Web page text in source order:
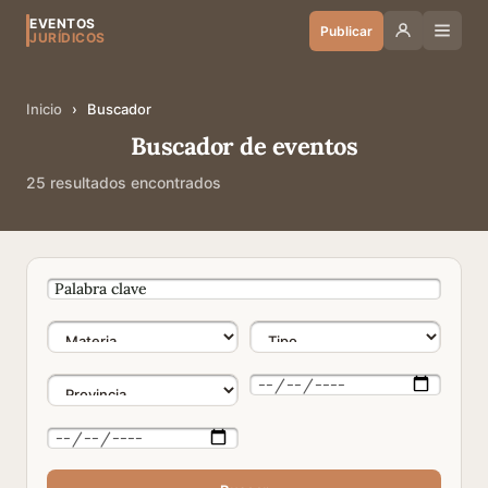
EVENTOS
JURÍDICOS
Publicar
Inicio › Buscador
Buscador de eventos
25 resultados encontrados